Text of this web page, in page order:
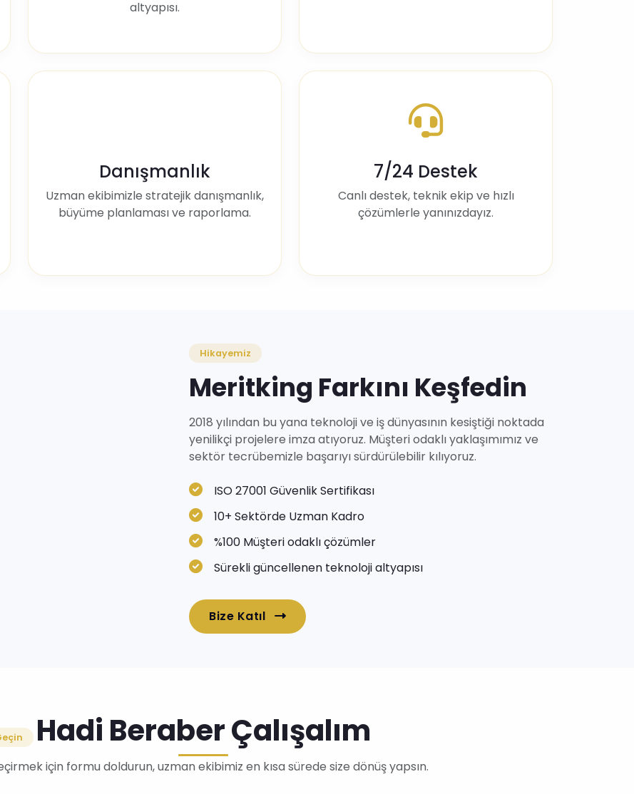
altyapısı.
Danışmanlık
Uzman ekibimizle stratejik danışmanlık,
büyüme planlaması ve raporlama.
7/24 Destek
Canlı destek, teknik ekip ve hızlı
çözümlerle yanınızdayız.
Hikayemiz
Meritking Farkını Keşfedin
2018 yılından bu yana teknoloji ve iş dünyasının kesiştiği noktada
yenilikçi projelere imza atıyoruz. Müşteri odaklı yaklaşımımız ve
sektör tecrübemizle başarıyı sürdürülebilir kılıyoruz.
ISO 27001 Güvenlik Sertifikası
10+ Sektörde Uzman Kadro
%100 Müşteri odaklı çözümler
Sürekli güncellenen teknoloji altyapısı
Bize Katıl
Hadi Beraber Çalışalım
için formu doldurun, uzman ekibimiz en kısa sürede size dönüş yapsın.